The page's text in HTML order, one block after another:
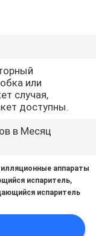
или
случая,
доступны.
в Месяц
аппараты
испаритель,
испаритель